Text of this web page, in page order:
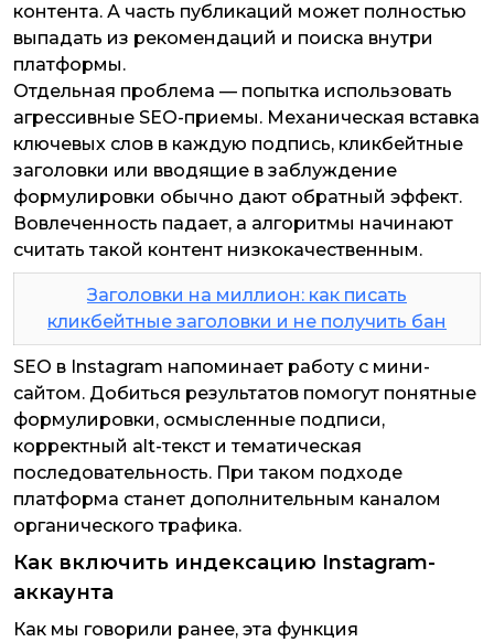
контента. А часть публикаций может полностью
выпадать из рекомендаций и поиска внутри
платформы.
Отдельная проблема — попытка использовать
агрессивные SEO-приемы. Механическая вставка
ключевых слов в каждую подпись, кликбейтные
заголовки или вводящие в заблуждение
формулировки обычно дают обратный эффект.
Вовлеченность падает, а алгоритмы начинают
считать такой контент низкокачественным.
Заголовки на миллион: как писать
кликбейтные заголовки и не получить бан
SEO в Instagram напоминает работу с мини-
сайтом. Добиться результатов помогут понятные
формулировки, осмысленные подписи,
корректный alt-текст и тематическая
последовательность. При таком подходе
платформа станет дополнительным каналом
органического трафика.
Как включить индексацию Instagram-
аккаунта
Как мы говорили ранее, эта функция